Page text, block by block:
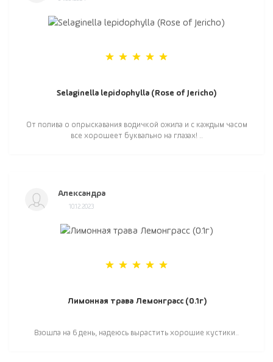
Selaginella lepidophylla (Rose of Jericho)
От полива о опрыскавания водичкой ожила и с каждым часом
все хорошеет буквально на глазах! ..
Александра
10.12.2023
Лимонная трава Лемонграсс (0.1г)
Взошла на 6 день, надеюсь вырастить хорошие кустики..